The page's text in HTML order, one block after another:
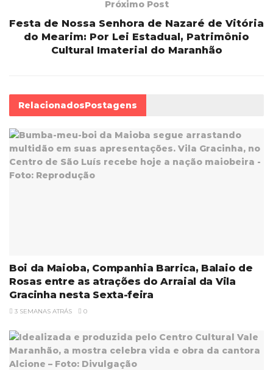
Próximo Post
Festa de Nossa Senhora de Nazaré de Vitória
do Mearim: Por Lei Estadual, Patrimônio
Cultural Imaterial do Maranhão
RelacionadosPostagens
Boi da Maioba, Companhia Barrica, Balaio de
Rosas entre as atrações do Arraial da Vila
Gracinha nesta Sexta-feira
3 SEMANAS ATRÁS 0